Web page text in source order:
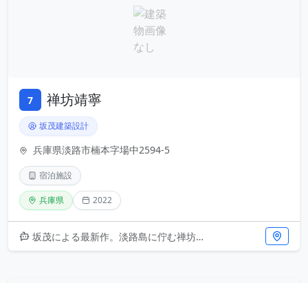
7 禅坊靖寧
坂茂建築設計
兵庫県淡路市楠本字場中2594-5
宿泊施設
兵庫県 2022
坂茂による最新作。淡路島に佇む禅坊靖寧は、禅の思想と現代建築が融合した宿泊施設です。設計者の特徴である大胆な構造体と素材